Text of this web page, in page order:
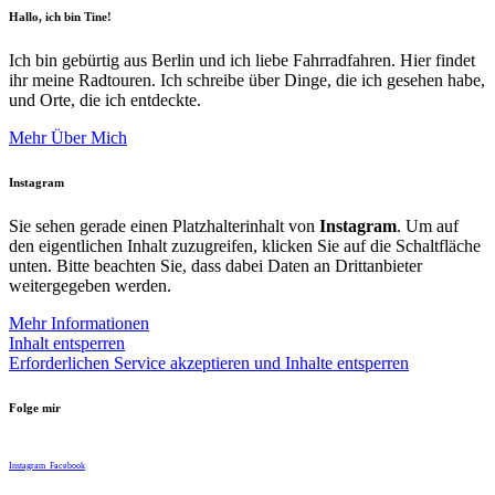
Hallo, ich bin Tine!
Ich bin gebürtig aus Berlin und ich liebe Fahrradfahren. Hier findet
ihr meine Radtouren. Ich schreibe über Dinge, die ich gesehen habe,
und Orte, die ich entdeckte.
Mehr Über Mich
Instagram
Sie sehen gerade einen Platzhalterinhalt von Instagram. Um auf
den eigentlichen Inhalt zuzugreifen, klicken Sie auf die Schaltfläche
unten. Bitte beachten Sie, dass dabei Daten an Drittanbieter
weitergegeben werden.
Mehr Informationen
Inhalt entsperren
Erforderlichen Service akzeptieren und Inhalte entsperren
Folge mir
Instagram Facebook